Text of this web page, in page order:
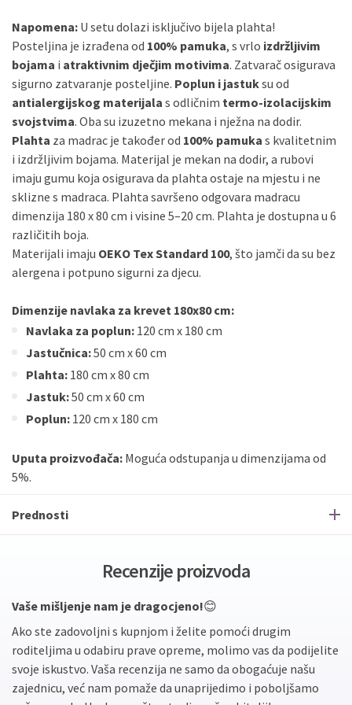
Napomena: U setu dolazi isključivo bijela plahta!
Posteljina je izrađena od 100% pamuka, s vrlo izdržljivim
bojama i atraktivnim dječjim motivima. Zatvarač osigurava
sigurno zatvaranje posteljine. Poplun i jastuksu od
antialergijskog materijala s odličnim termo-izolacijskim
svojstvima. Oba su izuzetno mekana i nježna na dodir.
Plahta za madrac je također od 100% pamuka s kvalitetnim
i izdržljivim bojama. Materijal je mekan na dodir, a rubovi
imaju gumu koja osigurava da plahta ostaje na mjestu i ne
sklizne s madraca. Plahta savršeno odgovara madracu
dimenzija 180 x 80 cm i visine 5–20 cm. Plahta je dostupna u 6
različitih boja.
Materijali imaju OEKO Tex Standard 100, što jamči da su bez
alergena i potpuno sigurni za djecu.
Dimenzije navlaka za krevet 180x80 cm:
Navlaka za poplun: 120 cm x 180 cm
Jastučnica:50 cm x 60 cm
Plahta: 180 cm x 80 cm
Jastuk:50 cm x 60 cm
Poplun: 120 cm x 180 cm
Uputa proizvođača: Moguća odstupanja u dimenzijama od
5%.
Prednosti
Recenzije proizvoda
Vaše mišljenje nam je dragocjeno!😊
Ako ste zadovoljni s kupnjom i želite pomoći drugim
roditeljima u odabiru prave opreme, molimo vas da podijelite
svoje iskustvo. Vaša recenzija ne samo da obogaćuje našu
zajednicu, već nam pomaže da unaprijedimo i poboljšamo